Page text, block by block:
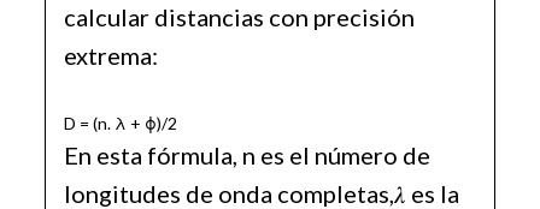
calcular distancias con precisión
extrema:
D = (n. λ + ϕ)/2
En esta fórmula, n es el número de
longitudes de onda completas,𝜆 es la